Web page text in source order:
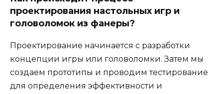
проектирования настольных игр и
головоломок из фанеры?
Проектирование начинается с разработки
концепции игры или головоломки. Затем мы
создаем прототипы и проводим тестирование
для определения эффективности и